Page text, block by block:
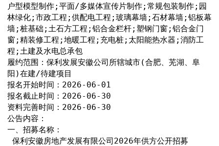
户型模型制作;平面/多媒体宣传片制作;常规包装制作;园
林绿化;市政工程;供配电工程;玻璃幕墙;石材幕墙;铝板幕
墙;桩基础;土石方工程;铝合金栏杆;塑钢门窗;铝合金门
窗;精装修工程;地暖工程;充电桩;太阳能热水器;消防工
程;土建及水电总承包
履约范围：保利发展安徽公司所辖城市(合肥、芜湖、阜
阳)在建/待建项目
报名开始时间：2026-06-01
报名截止时间：2026-06-30
资料完善时间：2026-06-30
公告内容：
一、招募名称：
保利安徽房地产发展有限公司2026年供方公开招募